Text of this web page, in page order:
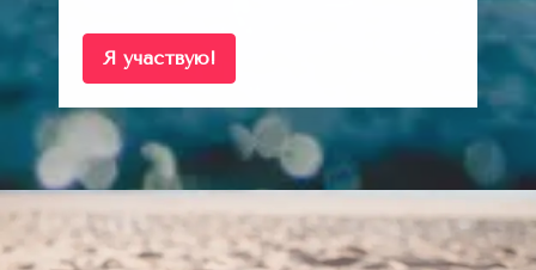
Я участвую!